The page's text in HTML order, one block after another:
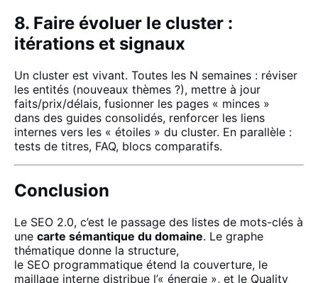
8. Faire évoluer le cluster :
itérations et signaux
Un cluster est vivant. Toutes les N semaines : réviser
les entités (nouveaux thèmes ?), mettre à jour
faits/prix/délais, fusionner les pages « minces »
dans des guides consolidés, renforcer les liens
internes vers les « étoiles » du cluster. En parallèle :
tests de titres, FAQ, blocs comparatifs.
Conclusion
Le SEO 2.0, c’est le passage des listes de mots-clés à
une carte sémantique du domaine. Le graphe
thématique donne la structure,
le SEO programmatique étend la couverture, le
maillage interne distribue l’« énergie », et le Quality